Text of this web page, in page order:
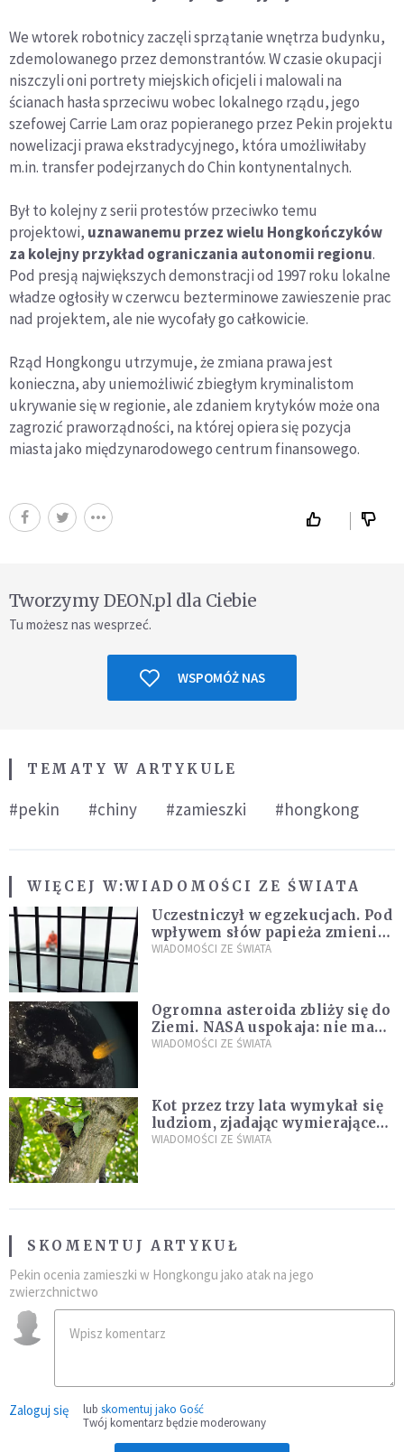
We wtorek robotnicy zaczęli sprzątanie wnętrza budynku,
zdemolowanego przez demonstrantów. W czasie okupacji
niszczyli oni portrety miejskich oficjeli i malowali na
ścianach hasła sprzeciwu wobec lokalnego rządu, jego
szefowej Carrie Lam oraz popieranego przez Pekin projektu
nowelizacji prawa ekstradycyjnego, która umożliwiłaby
m.in. transfer podejrzanych do Chin kontynentalnych.
Był to kolejny z serii protestów przeciwko temu
projektowi, uznawanemu przez wielu Hongkończyków
za kolejny przykład ograniczania autonomii regionu.
Pod presją największych demonstracji od 1997 roku lokalne
władze ogłosiły w czerwcu bezterminowe zawieszenie prac
nad projektem, ale nie wycofały go całkowicie.
Rząd Hongkongu utrzymuje, że zmiana prawa jest
konieczna, aby uniemożliwić zbiegłym kryminalistom
ukrywanie się w regionie, ale zdaniem krytyków może ona
zagrozić praworządności, na której opiera się pozycja
miasta jako międzynarodowego centrum finansowego.
Tworzymy DEON.pl dla Ciebie
Tu możesz nas wesprzeć.
WSPOMÓŻ NAS
TEMATY W ARTYKULE
#pekin #chiny #zamieszki #hongkong
WIĘCEJ W:WIADOMOŚCI ZE ŚWIATA
Uczestniczył w egzekucjach. Pod
wpływem słów papieża zmienił
zdanie
WIADOMOŚCI ZE ŚWIATA
Ogromna asteroida zbliży się do
Ziemi. NASA uspokaja: nie ma
zagrożenia
WIADOMOŚCI ZE ŚWIATA
Kot przez trzy lata wymykał się
ludziom, zjadając wymierające
kaczki. W końcu popełnił
WIADOMOŚCI ZE ŚWIATA
SKOMENTUJ ARTYKUŁ
Pekin ocenia zamieszki w Hongkongu jako atak na jego
zwierzchnictwo
Zaloguj się lub skomentuj jako Gość
Twój komentarz będzie moderowany